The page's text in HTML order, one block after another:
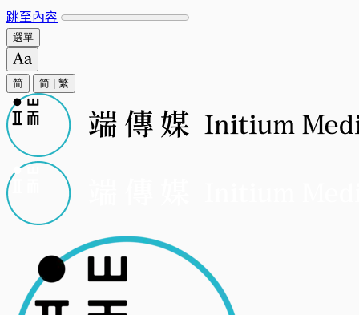
跳至內容
選單
简 简 繁